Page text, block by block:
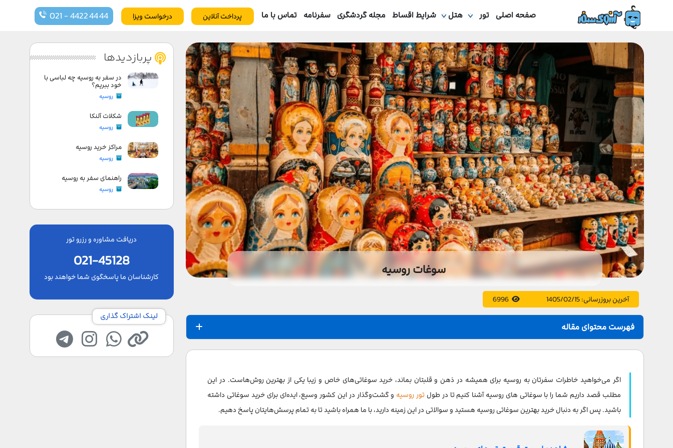
صفحه اصلی تور هتل شرایط اقساط مجله گردشگری سفرنامه تماس با ما درخواست ویزا 021 - 4422 44 44 پرداخت آنلاین
سوغات روسیه
آخرین بروزرسانی:1405/02/15
6996
فهرست محتوای مقاله
عروسک ماتریوشکا؛ معروفترین سوغاتی روسیه
والنکی
خاویار
سنگ کهربا
اگر می‌خواهید خاطرات سفرتان به روسیه برای همیشه در ذهن و قلبتان بماند، خرید سوغاتی‌های خاص و زیبا یکی از بهترین روش‌هاست. در این
مطلب قصد داریم شما را با سوغاتی های روسیه آشنا کنیم تا در طول تور روسیه و گشت‌وگذار در این کشور وسیع، ایده‌ای برای خرید سوغاتی داشته
باشید. پس اگر به دنبال خرید بهترین سوغاتی روسیه هستید و سوالاتی در این زمینه دارید، با ما همراه باشید تا به تمام پرسش‌هایتان پاسخ دهیم.
پربازدیدها
در سفر به روسیه چه لباسی با
خود ببریم؟
روسیه
شکلات آلنکا
روسیه
مراکز خرید روسیه
روسیه
راهنمای سفر به روسیه
روسیه
دریافت مشاوره و رزرو تور
021-45128
کارشناسان ما پاسخگوی شما خواهند بود
لینک اشتراک گذاری